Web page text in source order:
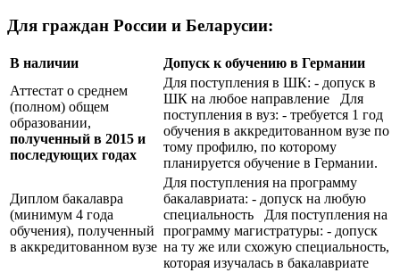
Для граждан России и Беларусии:
В наличии
Допуск к обучению в Германии
Аттестат о среднем
(полном) общем
образовании,
полученный в 2015 и
последующих годах
Для поступления в ШК: - допуск в
ШК на любое направление Для
поступления в вуз: - требуется 1 год
обучения в аккредитованном вузе по
тому профилю, по которому
планируется обучение в Германии.
Диплом бакалавра
(минимум 4 года
обучения), полученный
в аккредитованном вузе
Для поступления на программу
бакалавриата: - допуск на любую
специальность Для поступления на
программу магистратуры: - допуск
на ту же или схожую специальность,
которая изучалась в бакалавриате